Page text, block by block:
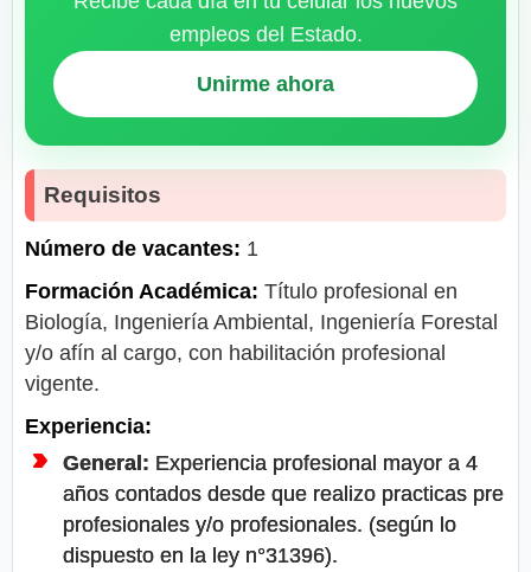
empleos del Estado.
Unirme ahora
Requisitos
Número de vacantes: 1
Formación Académica: Título profesional en
Biología, Ingeniería Ambiental, Ingeniería Forestal
y/o afín al cargo, con habilitación profesional
vigente.
Experiencia:
General: Experiencia profesional mayor a 4
años contados desde que realizo practicas pre
profesionales y/o profesionales. (según lo
dispuesto en la ley n°31396).